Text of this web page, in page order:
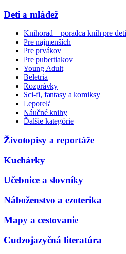
Deti a mládež
Knihorad – poradca kníh pre deti
Pre najmenších
Pre prvákov
Pre pubertiakov
Young Adult
Beletria
Rozprávky
Sci-fi, fantasy a komiksy
Leporelá
Náučné knihy
Ďalšie kategórie
Životopisy a reportáže
Kuchárky
Učebnice a slovníky
Náboženstvo a ezoterika
Mapy a cestovanie
Cudzojazyčná literatúra